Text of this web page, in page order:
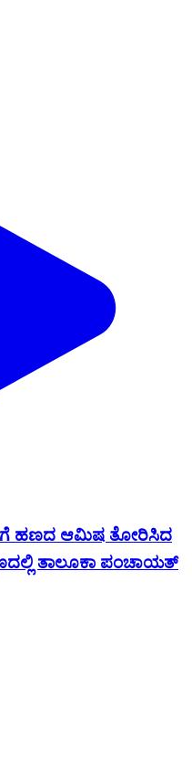
ಹಣದ ಆಮಿಷ ತೋರಿಸಿದ
ತಾಲೂಕಾ ಪಂಚಾಯತ್